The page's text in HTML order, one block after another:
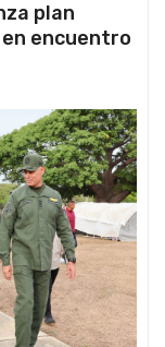
plan
encuentro